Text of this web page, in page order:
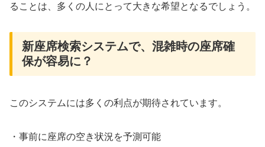
ることは、多くの人にとって大きな希望となるでしょう。
新座席検索システムで、混雑時の座席確
保が容易に？
このシステムには多くの利点が期待されています。
・事前に座席の空き状況を予測可能